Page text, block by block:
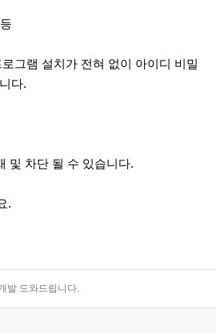
그램 설치가 전혀 없이 아이디 비밀
다.
및 차단 될 수 있습니다.
.
발 도와드립니다.